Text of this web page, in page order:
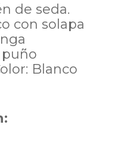
de seda.
con solapa
Blanco